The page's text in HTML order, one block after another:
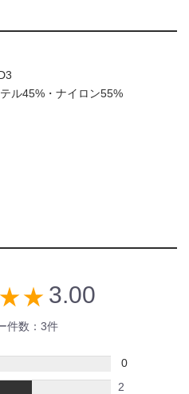
ル45%・ナイロン55%
star_rate star_rate 3.00
件数：3件
0
2